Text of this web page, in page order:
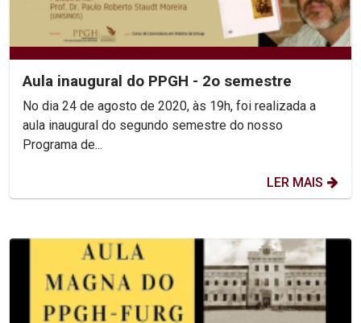
Aula inaugural do PPGH - 2o semestre
No dia 24 de agosto de 2020, às 19h, foi realizada a
aula inaugural do segundo semestre do nosso
Programa de...
LER MAIS